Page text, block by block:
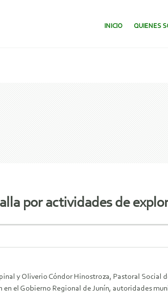
SALTAR AL
INICIO QUIENES
por actividades de
y Oliverio Cóndor Hinostroza, Pastoral Social
el Gobierno Regional de Junín, autoridades